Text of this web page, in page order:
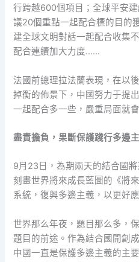
行跨越600個項目；全球平安
議20個重點一起配合標的目的
建全球文明對話一起配合收集
配合連續加大力度……
法國前總理拉法蘭表現，在以
掉衡的佈景下，中國努力于提
一起配合多一些，嚴重局面就
盡責擔負，果斷保護踐行多邊
9月23日，為期兩天的結合國
刻畫世界將來成長藍圖的《將
系統，復興多邊主義，以更好
世界那么年夜，題目那么多，
題目的前途。作為結合國開創
中國一直是保護多邊主義的主